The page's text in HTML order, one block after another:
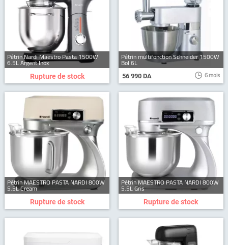
Pétrin Nardi Maestro Pasta 1500W
6.5L Argent Inox
Rupture de stock
Pétrin multifonction Schneider 1500W
Bol 6L
56 990 DA 6 mois
Pétrin MAESTRO PASTA NARDI 800W
5.5L Cream
Rupture de stock
Pétrin MAESTRO PASTA NARDI 800W
5.5L Gris
Rupture de stock